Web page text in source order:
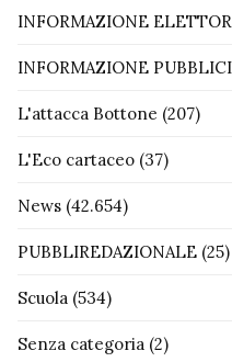
INFORMAZIONE
INFORMAZIONE
L'attacca Bottone (207)
L'Eco cartaceo (37)
News (42.654)
PUBBLIREDAZIONALE (25)
Scuola (534)
Senza categoria (2)